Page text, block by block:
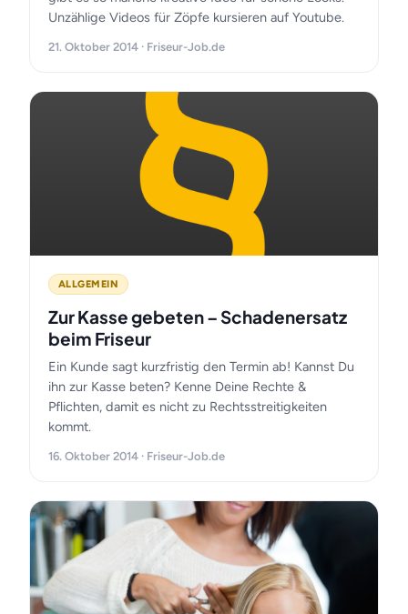
Unzählige Videos für Zöpfe kursieren auf Youtube.
21. Oktober 2014 · Friseur-Job.de
ALLGEMEIN
Zur Kasse gebeten – Schadenersatz
beim Friseur
Ein Kunde sagt kurzfristig den Termin ab! Kannst Du
ihn zur Kasse beten? Kenne Deine Rechte &
Pflichten, damit es nicht zu Rechtsstreitigkeiten
kommt.
16. Oktober 2014 · Friseur-Job.de